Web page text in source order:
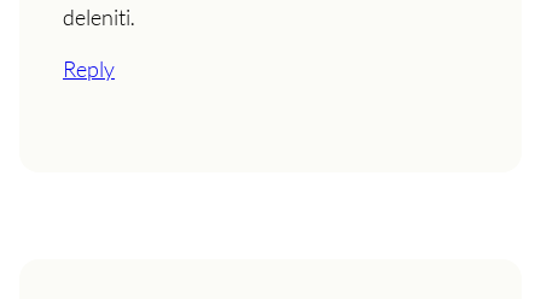
deleniti.
Reply